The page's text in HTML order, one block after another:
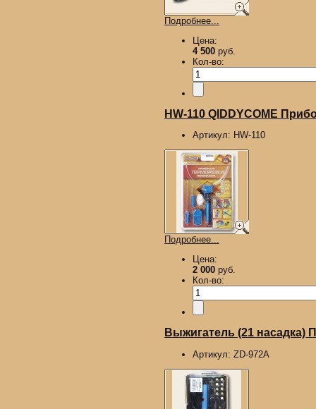
Подробнее...
Цена:
4 500 руб.
Кол-во:
HW-110 QIDDYCOME
Артикул: HW-110
Подробнее...
Цена:
2 000 руб.
Кол-во:
Выжигатель (21 насадка)
Артикул: ZD-972A